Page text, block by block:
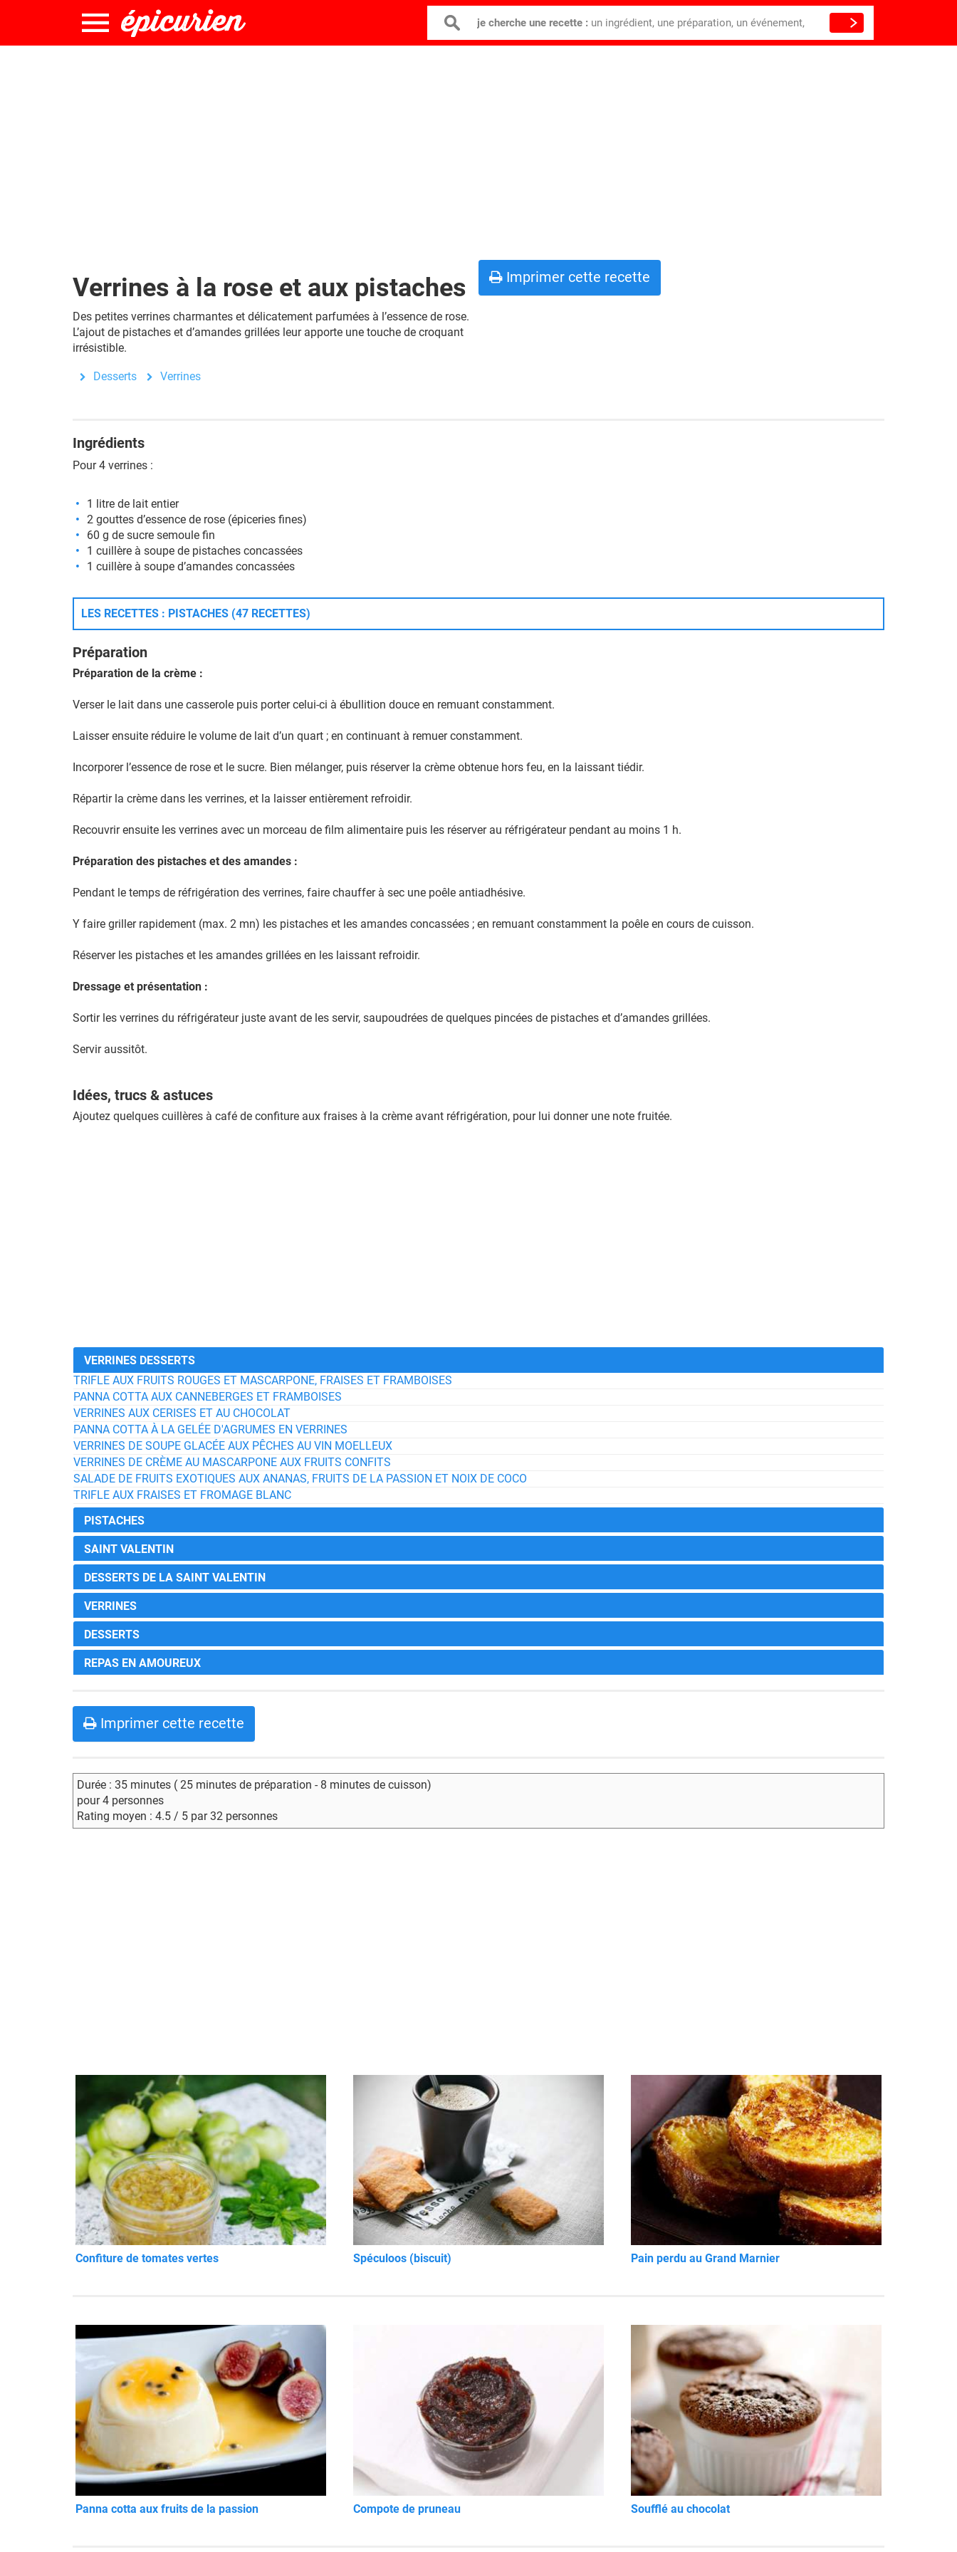
je cherche une recette : un ingrédient, une préparation, un événement,
Verrines à la rose et aux pistaches
Des petites verrines charmantes et délicatement parfumées à l’essence de rose.
L’ajout de pistaches et d’amandes grillées leur apporte une touche de croquant
irrésistible.
Desserts Verrines
Imprimer cette recette
Ingrédients
Pour 4 verrines :
1 litre de lait entier
2 gouttes d’essence de rose (épiceries fines)
60 g de sucre semoule fin
1 cuillère à soupe de pistaches concassées
1 cuillère à soupe d’amandes concassées
LES RECETTES : PISTACHES (47 RECETTES)
Préparation
Préparation de la crème :
Verser le lait dans une casserole puis porter celui-ci à ébullition douce en remuant constamment.
Laisser ensuite réduire le volume de lait d’un quart ; en continuant à remuer constamment.
Incorporer l’essence de rose et le sucre. Bien mélanger, puis réserver la crème obtenue hors feu, en la laissant tiédir.
Répartir la crème dans les verrines, et la laisser entièrement refroidir.
Recouvrir ensuite les verrines avec un morceau de film alimentaire puis les réserver au réfrigérateur pendant au moins 1 h.
Préparation des pistaches et des amandes :
Pendant le temps de réfrigération des verrines, faire chauffer à sec une poêle antiadhésive.
Y faire griller rapidement (max. 2 mn) les pistaches et les amandes concassées ; en remuant constamment la poêle en cours de cuisson.
Réserver les pistaches et les amandes grillées en les laissant refroidir.
Dressage et présentation :
Sortir les verrines du réfrigérateur juste avant de les servir, saupoudrées de quelques pincées de pistaches et d’amandes grillées.
Servir aussitôt.
Idées, trucs & astuces
Ajoutez quelques cuillères à café de confiture aux fraises à la crème avant réfrigération, pour lui donner une note fruitée.
VERRINES DESSERTS
TRIFLE AUX FRUITS ROUGES ET MASCARPONE, FRAISES ET FRAMBOISES
PANNA COTTA AUX CANNEBERGES ET FRAMBOISES
VERRINES AUX CERISES ET AU CHOCOLAT
PANNA COTTA À LA GELÉE D'AGRUMES EN VERRINES
VERRINES DE SOUPE GLACÉE AUX PÊCHES AU VIN MOELLEUX
VERRINES DE CRÈME AU MASCARPONE AUX FRUITS CONFITS
SALADE DE FRUITS EXOTIQUES AUX ANANAS, FRUITS DE LA PASSION ET NOIX DE COCO
TRIFLE AUX FRAISES ET FROMAGE BLANC
PISTACHES
SAINT VALENTIN
DESSERTS DE LA SAINT VALENTIN
VERRINES
DESSERTS
REPAS EN AMOUREUX
Imprimer cette recette
Durée : 35 minutes ( 25 minutes de préparation - 8 minutes de cuisson)
pour 4 personnes
Rating moyen : 4.5 / 5 par 32 personnes
Confiture de tomates vertes Spéculoos (biscuit) Pain perdu au Grand Marnier
Panna cotta aux fruits de la passion Compote de pruneau Soufflé au chocolat